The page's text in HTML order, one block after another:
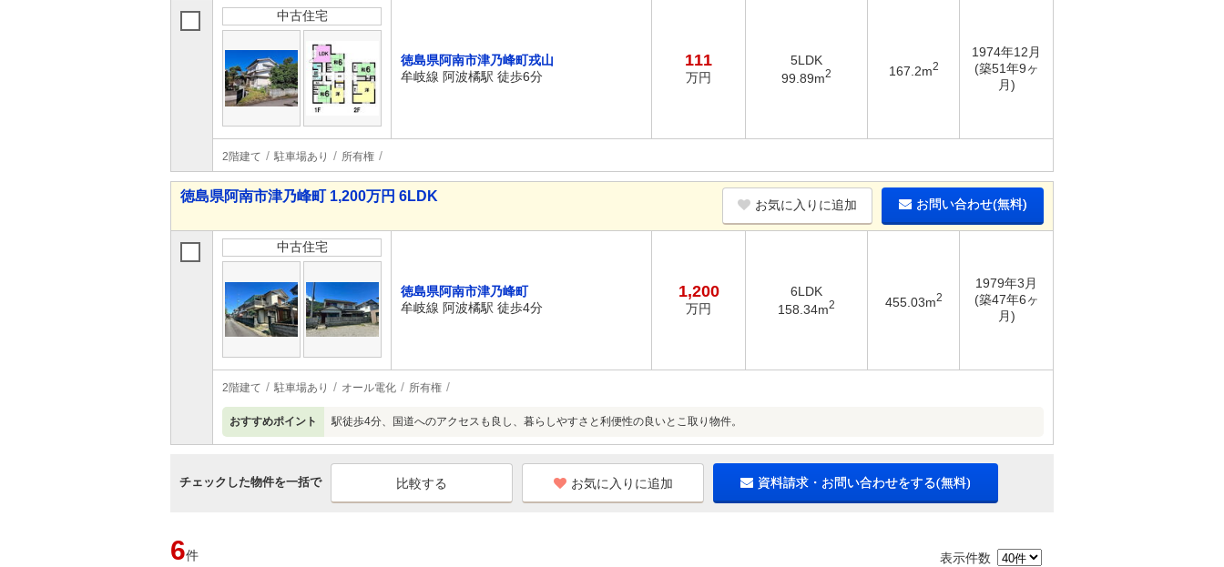
中古住宅
徳島県阿南市津乃峰町戎山
牟岐線 阿波橘駅 徒歩6分
111
万円
5LDK
99.89m2 167.2m2
1974年12月
(築51年9ヶ
月)
2階建て 駐車場あり 所有権
徳島県阿南市津乃峰町 1,200万円 6LDK
お気に入りに追加 お問い合わせ(無料)
中古住宅
徳島県阿南市津乃峰町
牟岐線 阿波橘駅 徒歩4分
1,200
万円
6LDK
158.34m2 455.03m2
1979年3月
(築47年6ヶ
月)
2階建て 駐車場あり オール電化 所有権
おすすめポイント 駅徒歩4分、国道へのアクセスも良し、暮らしやすさと利便性の良いとこ取り物件。
チェックした物件を一括で お気に入りに追加 資料請求・お問い合わせをする(無料)
6件 表示件数